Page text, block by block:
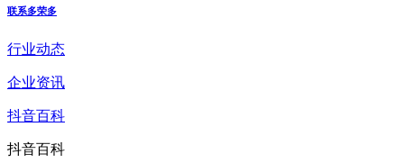
联系多荣多
行业动态
企业资讯
抖音百科
抖音百科